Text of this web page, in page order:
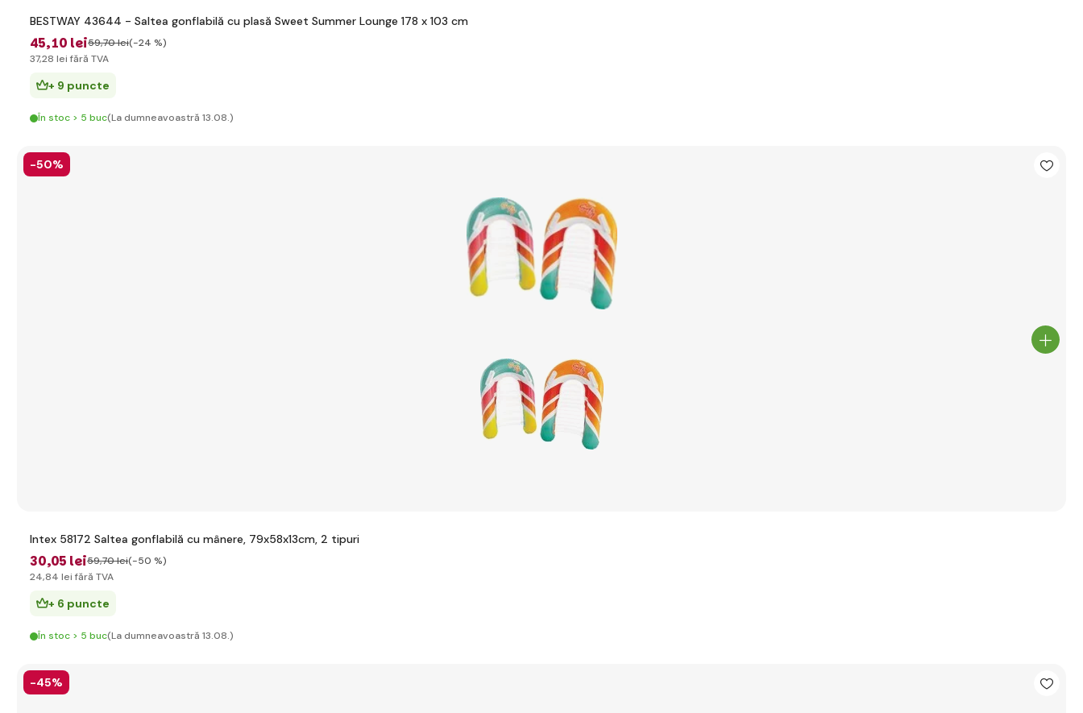
BESTWAY 43644 - Saltea gonflabilă cu plasă Sweet Summer Lounge 178 x 103 cm
45,10 lei59,70 lei(-24 %)
37,28 lei fără TVA
+ 9 puncte
În stoc > 5 buc(La dumneavoastră 13.08.)
-50%
Intex 58172 Saltea gonflabilă cu mânere, 79x58x13cm, 2 tipuri
30,05 lei59,70 lei(-50 %)
24,84 lei fără TVA
+ 6 puncte
În stoc > 5 buc(La dumneavoastră 13.08.)
-45%